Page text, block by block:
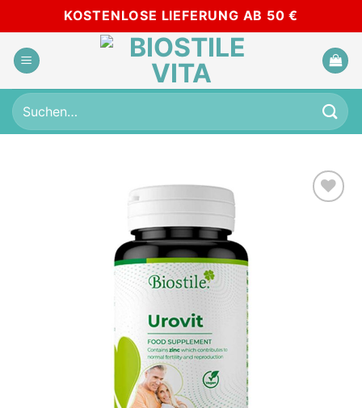
Inhalt
springen
KOSTENLOSE LIEFERUNG AB 50 €
Suchen
nach: